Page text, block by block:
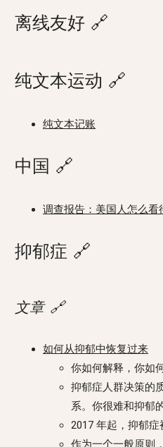
离线友好 🔗
纯文本运动 🔗
纯文本记账
中国 🔗
调查报告：美国人怎么看
抑郁症 🔗
文章 🔗
如何从抑郁中恢复过来
你如何解释，你如
抑郁症人群决策的
系。你很难和抑郁
2017 年起，抑郁症
作为一个一般原则